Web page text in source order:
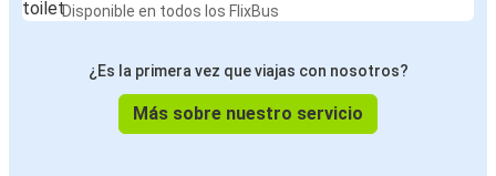
Disponible en todos los FlixBus
¿Es la primera vez que viajas con nosotros?
Más sobre nuestro servicio